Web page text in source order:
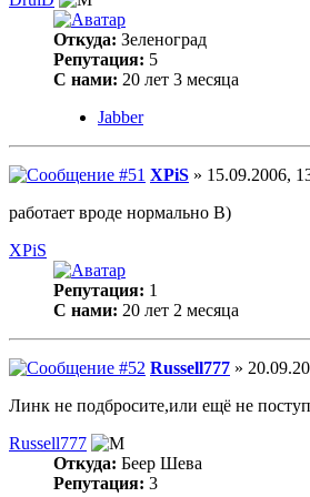
Откуда: Зеленоград
Репутация: 5
С нами: 20 лет 3 месяца
Jabber
XPiS » 15.09.2006,
работает вроде нормально B)
XPiS
Репутация: 1
С нами: 20 лет 2 месяца
Russell777 »
Линк не подбросите,или ещё не
Russell777
Откуда: Беер Шева
Репутация: 3